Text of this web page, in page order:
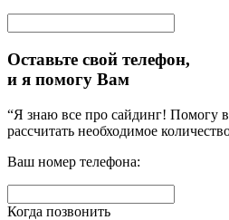
Оставьте свой телефон,
и я помогу Вам
“Я знаю все про сайдинг! Помогу
рассчитать необходимое
Ваш номер телефона:
Когда позвонить